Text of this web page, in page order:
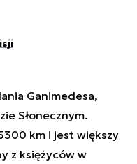
Ganimedesa,
Słonecznym.
km i jest większy
z księżyców w